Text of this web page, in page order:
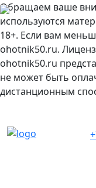
Обращаем ваше
используются
18+. Если вам
ohotnik50.ru.
ohotnik50.ru
не может быть
дистанционным